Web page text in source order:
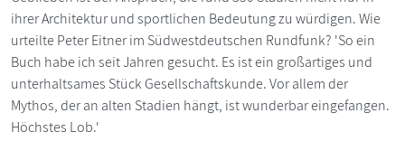
ihrer Architektur und sportlichen Bedeutung zu würdigen. Wie
urteilte Peter Eitner im Südwestdeutschen Rundfunk? 'So ein
Buch habe ich seit Jahren gesucht. Es ist ein großartiges und
unterhaltsames Stück Gesellschaftskunde. Vor allem der
Mythos, der an alten Stadien hängt, ist wunderbar eingefangen.
Höchstes Lob.'